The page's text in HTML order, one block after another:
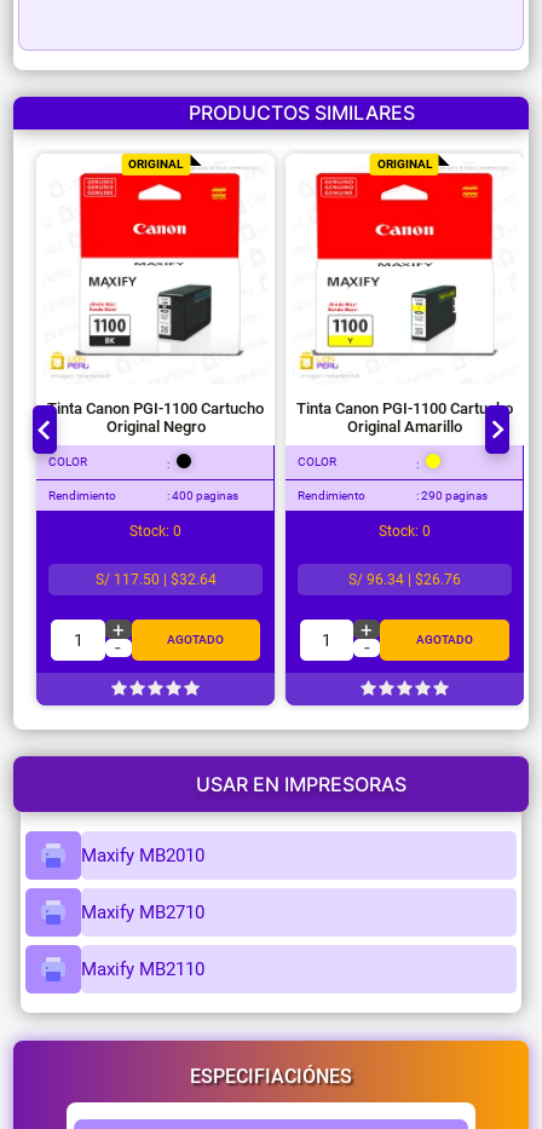
PRODUCTOS SIMILARES
ORIGINAL
Tinta Canon PGI-1100 Cartucho
Original Negro
COLOR :
Rendimiento : 400 paginas
Stock: 0
S/ 117.50 | $32.64
1 +
- AGOTADO
ORIGINAL
Tinta Canon PGI-1100 Cartucho
Original Amarillo
COLOR :
Rendimiento : 290 paginas
Stock: 0
S/ 96.34 | $26.76
1 +
- AGOTADO
USAR EN IMPRESORAS
Maxify MB2010
Maxify MB2710
Maxify MB2110
ESPECIFIACIÓNES